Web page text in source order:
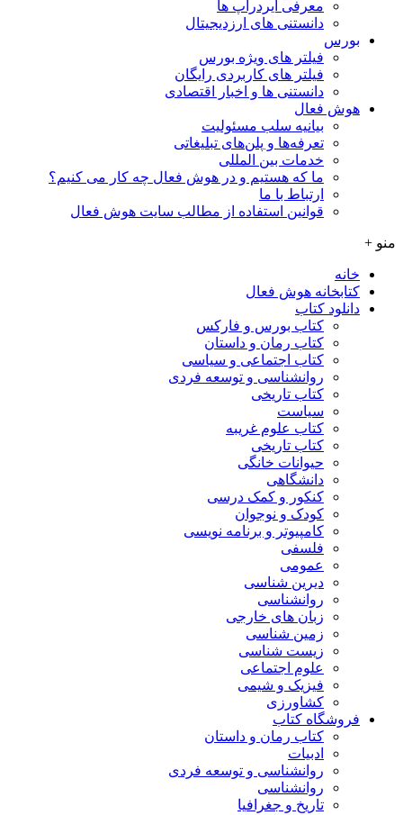
معرفی ایردراپ ها
دانستنی های ارزدیجیتال
بورس
فیلتر های ویژه بورس
فیلتر های کاربردی رایگان
دانستنی ها و اخبار اقتصادی
هوش فعال
بیانیه سلب مسئولیت
تعرفه‌ها و پلن‌های تبلیغاتی
خدمات بین المللی
ما که هستیم و در هوش فعال چه کار می کنیم؟
ارتباط با ما
قوانین استفاده از مطالب سایت هوش فعال
منو +
خانه
کتابخانه هوش فعال
دانلود کتاب
کتاب بورس و فارکس
کتاب رمان و داستان
کتاب اجتماعی و سیاسی
روانشناسی و توسعه فردی
کتاب تاریخی
سیاست
کتاب علوم غریبه
کتاب تاریخی
حیوانات خانگی
دانشگاهی
کنکور و کمک‌ درسی
کودک و نوجوان
کامپیوتر و برنامه نویسی
فلسفی
عمومی
دیرین شناسی
روانشناسی
زبان های خارجی
زمین شناسی
زیست شناسی
علوم اجتماعی
فیزیک و شیمی
کشاورزی
فروشگاه کتاب
کتاب رمان و داستان
ادبیات
روانشناسی و توسعه فردی
روانشناسی
تاریخ و جغرافیا